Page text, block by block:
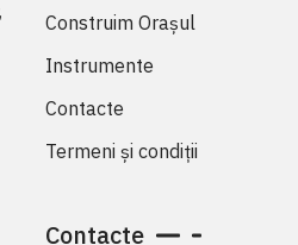
Construim Orașul
Instrumente
Contacte
Termeni și condiții
Contacte